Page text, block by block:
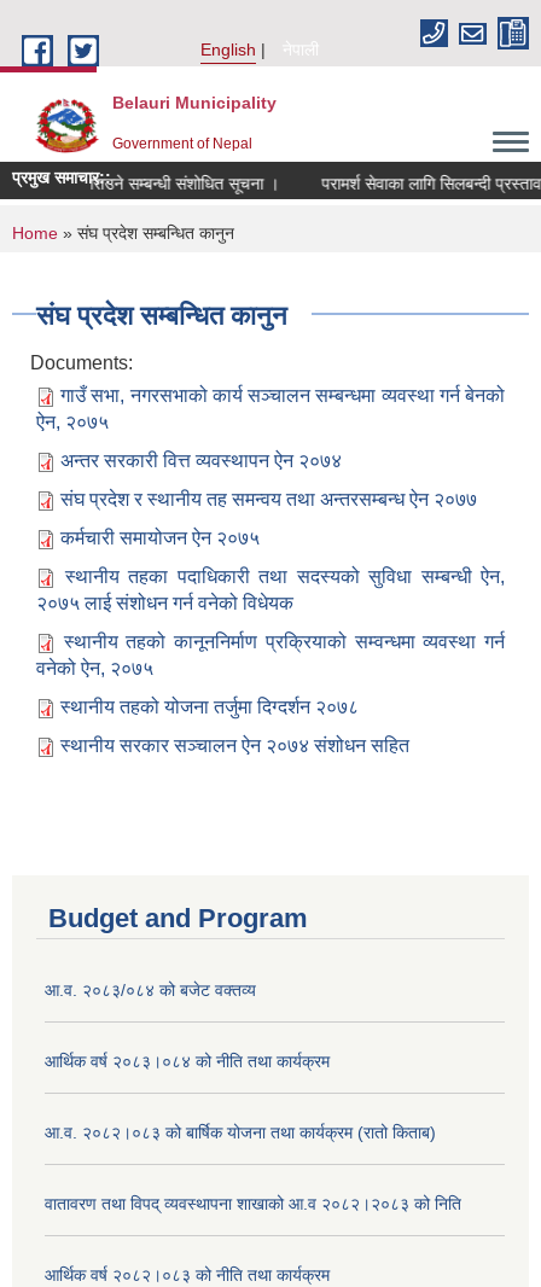
English
नेपाली
Belauri Municipality
Government of Nepal
प्रमुख समाचार::
दर्ता गराउने सम्बन्धी संशोधित सूचना । परामर्श सेवाका लागि सिलबन्दी प्रस्ताव
You are here
Home » संघ प्रदेश सम्बन्धित कानुन
संघ प्रदेश सम्बन्धित कानुन
Documents:
गाउँ सभा, नगरसभाको कार्य सञ्चालन सम्बन्धमा व्यवस्था गर्न बेनको
ऐन, २०७५
अन्तर सरकारी वित्त व्यवस्थापन ऐन २०७४
संघ प्रदेश र स्थानीय तह समन्वय तथा अन्तरसम्बन्ध ऐन २०७७
कर्मचारी समायोजन ऐन २०७५
स्थानीय तहका पदाधिकारी तथा सदस्यको सुविधा सम्बन्धी ऐन,
२०७५ लाई संशोधन गर्न वनेको विधेयक
स्थानीय तहको कानूननिर्माण प्रक्रियाको सम्वन्धमा व्यवस्था गर्न
वनेको ऐन, २०७५
स्थानीय तहको योजना तर्जुमा दिग्दर्शन २०७८
स्थानीय सरकार सञ्चालन ऐन २०७४ संशोधन सहित
Budget and Program
आ.व. २०८३/०८४ को बजेट वक्तव्य
आर्थिक वर्ष २०८३।०८४ को नीति तथा कार्यक्रम
आ.व. २०८२।०८३ को बार्षिक योजना तथा कार्यक्रम (रातो किताब)
वातावरण तथा विपद् व्यवस्थापना शाखाको आ.व २०८२।२०८३ को निति
आर्थिक वर्ष २०८२।०८३ को नीति तथा कार्यक्रम